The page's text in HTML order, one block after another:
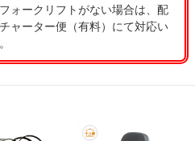
ォークリフトがない場合は、配
ャーター便（有料）にて対応い